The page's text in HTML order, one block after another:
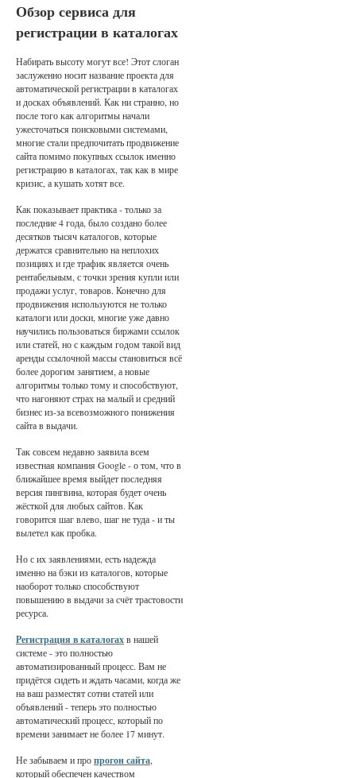
Обзор сервиса для
регистрации в каталогах
Набирать высоту могут все! Этот слоган
заслуженно носит название проекта для
автоматической регистрации в каталогах
и досках объявлений. Как ни странно, но
после того как алгоритмы начали
ужесточаться поисковыми системами,
многие стали предпочитать продвижение
сайта помимо покупных ссылок именно
регистрацию в каталогах, так как в мире
кризис, а кушать хотят все.
Как показывает практика - только за
последние 4 года, было создано более
десятков тысяч каталогов, которые
держатся сравнительно на неплохих
позициях и где трафик является очень
рентабельным, с точки зрения купли или
продажи услуг, товаров. Конечно для
продвижения используются не только
каталоги или доски, многие уже давно
научились пользоваться биржами ссылок
или статей, но с каждым годом такой вид
аренды ссылочной массы становиться всё
более дорогим занятием, а новые
алгоритмы только тому и способствуют,
что нагоняют страх на малый и средний
бизнес из-за всевозможного понижения
сайта в выдачи.
Так совсем недавно заявила всем
известная компания Google - о том, что в
ближайшее время выйдет последняя
версия пингвина, которая будет очень
жёсткой для любых сайтов. Как
говорится шаг влево, шаг не туда - и ты
вылетел как пробка.
Но с их заявлениями, есть надежда
именно на бэки из каталогов, которые
наоборот только способствуют
повышению в выдачи за счёт трастовости
ресурса.
Регистрация в каталогахв нашей
системе - это полностью
автоматизированный процесс. Вам не
придётся сидеть и ждать часами, когда же
на ваш разместят сотни статей или
объявлений - теперь это полностью
автоматический процесс, который по
времени занимает не более 17 минут.
Не забываем и пропрогон сайта,
который обеспечен качеством